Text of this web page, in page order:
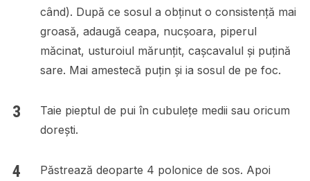
când). După ce sosul a obținut o consistență mai
groasă, adaugă ceapa, nucșoara, piperul
măcinat, usturoiul mărunțit, cașcavalul și puțină
sare. Mai amestecă puțin și ia sosul de pe foc.
Taie pieptul de pui în cubulețe medii sau oricum
dorești.
Păstrează deoparte 4 polonice de sos. Apoi